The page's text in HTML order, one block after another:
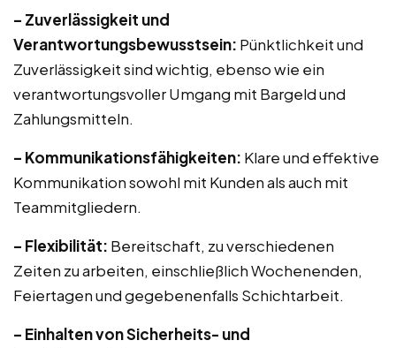
– Zuverlässigkeit und
Verantwortungsbewusstsein: Pünktlichkeit und
Zuverlässigkeit sind wichtig, ebenso wie ein
verantwortungsvoller Umgang mit Bargeld und
Zahlungsmitteln.
– Kommunikationsfähigkeiten: Klare und effektive
Kommunikation sowohl mit Kunden als auch mit
Teammitgliedern.
– Flexibilität: Bereitschaft, zu verschiedenen
Zeiten zu arbeiten, einschließlich Wochenenden,
Feiertagen und gegebenenfalls Schichtarbeit.
– Einhalten von Sicherheits- und